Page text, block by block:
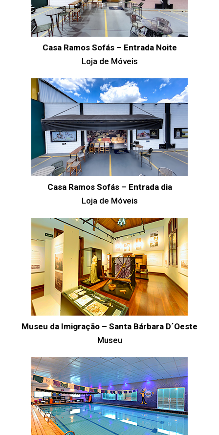
Casa Ramos Sofás – Entrada Noite
Loja de Móveis
Casa Ramos Sofás – Entrada dia
Loja de Móveis
Museu da Imigração – Santa Bárbara D´Oeste
Museu